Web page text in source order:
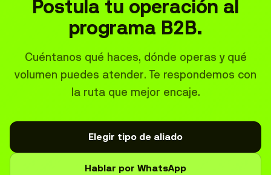
Postula tu operación al
programa B2B.
Cuéntanos qué haces, dónde operas y qué
volumen puedes atender. Te respondemos con
la ruta que mejor encaje.
Elegir tipo de aliado
Hablar por WhatsApp